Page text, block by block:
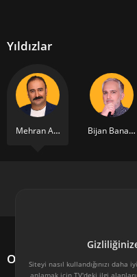
Yıldızlar
Mehran Ahmadi Bijan
Oyuncu kadrosu
Siteyi nasıl kullandığınızı
anlamak için TV'deki ilgi